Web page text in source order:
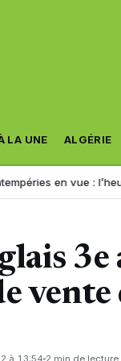
LA UNE ALGÉRIE
vue : l’heure est
vente
à 13:54 2 min de lecture